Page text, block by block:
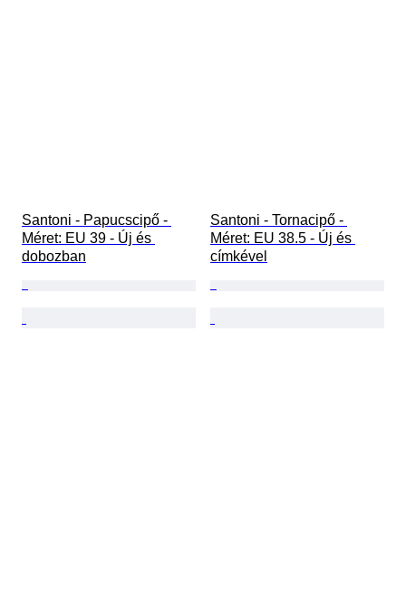
Santoni - Papucscipő -
Méret: EU 39 - Új és
dobozban
Santoni - Tornacipő -
Méret: EU 38.5 - Új és
címkével